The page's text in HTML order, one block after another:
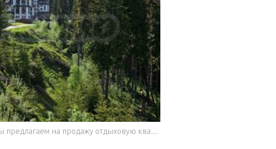
ЗАГРУЗКА...
SUPRIMMO Agency: ... Мы предлагаем на продажу отдыховую квартиру с двумя отдельными, комфортно обставленными спальнями в современном горном комплексе в Пампорово, расположенном в тихом, зелёном и чрезвычайно живописном месте, всего в нескольких минутах от лыжных трасс и самых популярных достопримечательностей региона. Квартира расположена на третьем этаже и имеет застроенную площадь 75,98 кв. м. Это пространство подходит как для личного пользования, так и для инвестиций или туристической недвижимости. Он продаётся полностью меблированным и оборудованным. Распределение: вестибюл; гостиная с мини-кухней и террасой; ванная с туалетом; спальня 1 с собственной ванной комнатой и двумя отдельными кроватями; Спальня 2 с выходом на террасу в гостиную. Преимущества недвижимости и комплекса: строительство по Акту 16; низкая плата за обслуживание; магазин в комплексе; рабочий лифт; панорамные горные виды; асфальтированная дорога; развитие территорий, подходящих для зимнего и летнего туризма; рядом с главной дорогой: Смолян, Пампорово, Пловдив; спокойная, зелёная и чистая среда; в непосредственной близости от дамбы, популярного места для летнего туризма; видеонаблюдение; всего в 900 м от парка приключений Dam находится верёвочный сад с девятью элементами, детская тележка, воздушные подушки, слэклайн, фитнес на открытом воздухе, игровая зона, семейная велодорожка, лесная тропа для бега, рыбалки и зоны отдыха с опытными инструкторами для вашей безопасности; 850 м до склонов Туристической и Малой стены. Пампорово Пампорово расположено в самом сердце Родопских гор, на высоте 1650 м над уровнем моря, у подножия горы Снежна. Расстояния: 220 км от Софии; 85 км от Пловдива; 15 км от Смоляна; 10 км от Чепеларе. Этот район известен мягкими зимами, свежим воздухом и более чем 100 солнечными днями в году, что делает его одним из самых популярных мест для зимних видов спорта и летнего туризма. Мы ждём вашего вопроса. Если вы хотите организовать осмотр интересующего вас объекта или посетить один из наших офисов, пожалуйста, свяжитесь с нами. Для получения дополнительной информации свяжитесь с нами и укажите номер недвижимости. Пожалуйста, скажите, что видели объявление на этом сайте. Номер ссылки: STO-140697 Тел: ... , 02 454 13 16 Ответственный брокер: Яна Янчева